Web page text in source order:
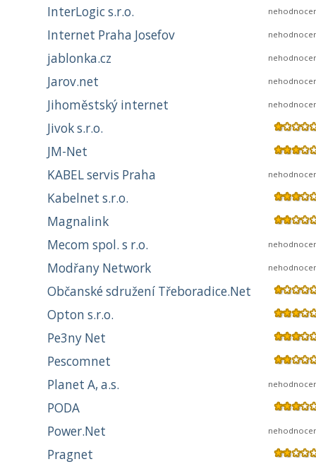
InterLogic s.r.o.
Internet Praha Josefov
jablonka.cz
Jarov.net
Jihoměstský internet
Jivok s.r.o.
JM-Net
KABEL servis Praha
Kabelnet s.r.o.
Magnalink
Mecom spol. s r.o.
Modřany Network
Občanské sdružení Třeboradice.Net
Opton s.r.o.
Pe3ny Net
Pescomnet
Planet A, a.s.
PODA
Power.Net
Pragnet